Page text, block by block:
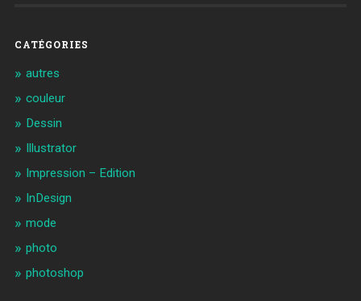
CATÉGORIES
autres
couleur
Dessin
Illustrator
Impression – Edition
InDesign
mode
photo
photoshop